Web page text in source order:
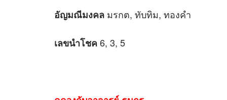
อัญมณีมงคล มรกต, ทับทิม, ทองคำ
เลขนำโชค6, 3, 5